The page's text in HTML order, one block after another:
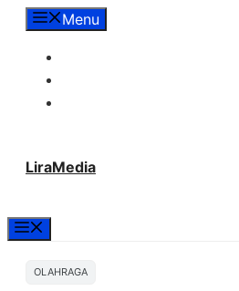
LangsungMenu
LiraMedia
OLAHRAGA